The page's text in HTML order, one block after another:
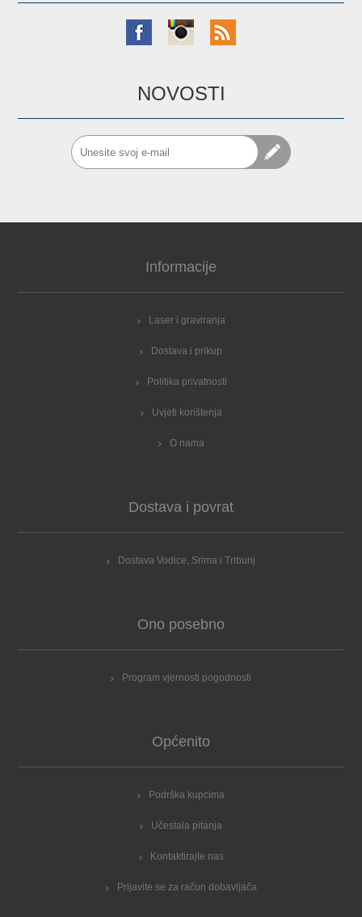
NOVOSTI
Informacije
Laser i graviranja
Dostava i prikup
Politika privatnosti
Uvjeti korištenja
O nama
Dostava i povrat
Dostava Vodice, Srima i Tribunj
Ono posebno
Program vjernosti pogodnosti
Općenito
Podrška kupcima
Učestala pitanja
Kontaktirajte nas
Prijavite se za račun dobavljača